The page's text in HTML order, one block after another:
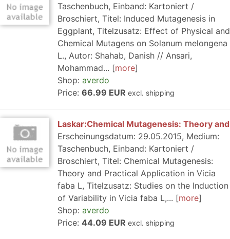
Taschenbuch, Einband: Kartoniert /
Broschiert, Titel: Induced Mutagenesis in
Eggplant, Titelzusatz: Effect of Physical and
Chemical Mutagens on Solanum melongena
L., Autor: Shahab, Danish // Ansari,
Mohammad...
more
Shop: averdo
Price: 66.99 EUR excl. shipping
Laskar:Chemical Mutagenesis: Theory and
Erscheinungsdatum: 29.05.2015, Medium:
Taschenbuch, Einband: Kartoniert /
Broschiert, Titel: Chemical Mutagenesis:
Theory and Practical Application in Vicia
faba L, Titelzusatz: Studies on the Induction
of Variability in Vicia faba L,...
more
Shop: averdo
Price: 44.09 EUR excl. shipping